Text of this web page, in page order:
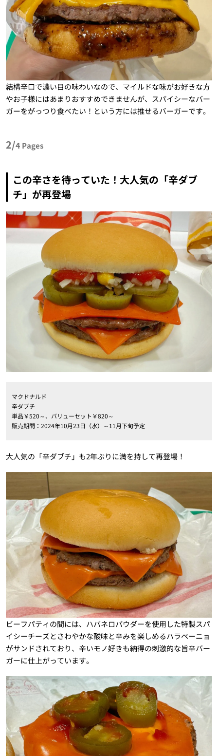
結構辛口で濃い目の味わいなので、マイルドな味がお好きな方
やお子様にはあまりおすすめできませんが、スパイシーなバー
ガーをがっつり食べたい！という方には推せるバーガーです。
2/4 Pages
この辛さを待っていた！大人気の「辛ダブ
チ」が再登場
マクドナルド
辛ダブチ
単品￥520～、バリューセット￥820～
販売期間：2024年10月23日（水）～11月下旬予定
大人気の「辛ダブチ」も2年ぶりに満を持して再登場！
ビーフパティの間には、ハバネロパウダーを使用した特製スパ
イシーチーズとさわやかな酸味と辛みを楽しめるハラペーニョ
がサンドされており、辛いモノ好きも納得の刺激的な旨辛バー
ガーに仕上がっています。